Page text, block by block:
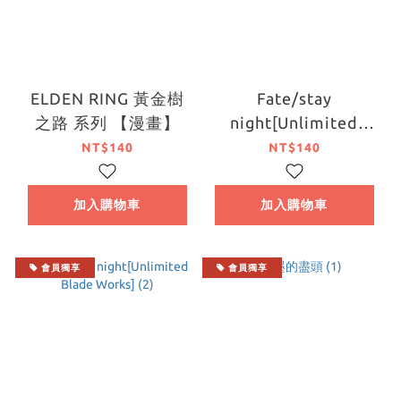
ELDEN RING 黃金樹
之路 系列 【漫畫】
NT$140
加入購物車
Fate/stay
night[Unlimited
Blade Works] (3)
NT$140
加入購物車
會員獨享 會員獨享